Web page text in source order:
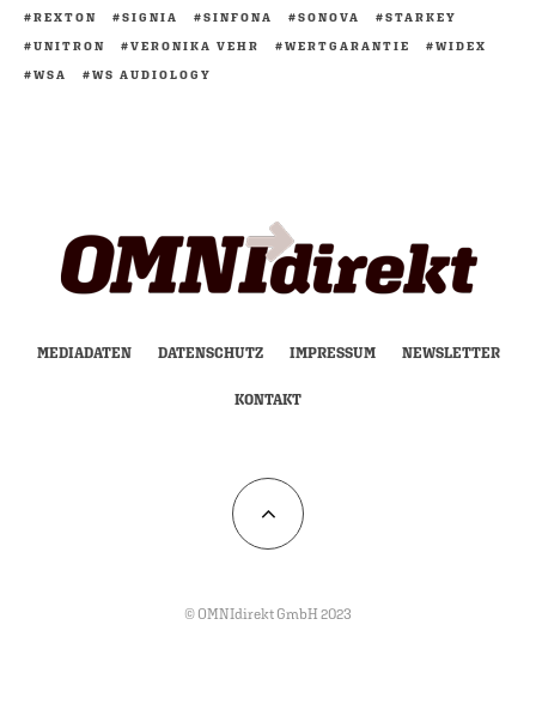
REXTON
SIGNIA SINFONA SONOVA
STARKEY
UNITRON
VERONIKA VEHR WERTGARANTIE
WIDEX
WSA
WS AUDIOLOGY
MEDIADATEN DATENSCHUTZ IMPRESSUM NEWSLETTER
KONTAKT
© OMNIdirekt GmbH 2023